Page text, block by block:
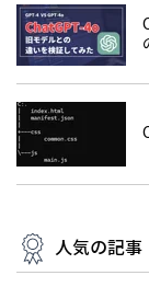
人気の記事